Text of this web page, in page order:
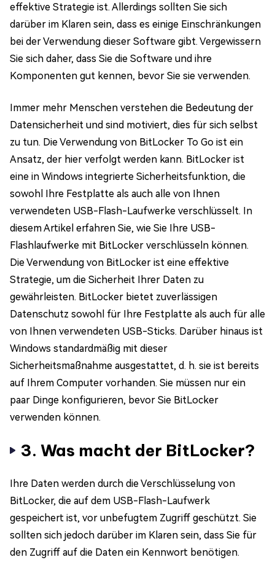
effektive Strategie ist. Allerdings sollten Sie sich
darüber im Klaren sein, dass es einige Einschränkungen
bei der Verwendung dieser Software gibt. Vergewissern
Sie sich daher, dass Sie die Software und ihre
Komponenten gut kennen, bevor Sie sie verwenden.
Immer mehr Menschen verstehen die Bedeutung der
Datensicherheit und sind motiviert, dies für sich selbst
zu tun. Die Verwendung von BitLocker To Go ist ein
Ansatz, der hier verfolgt werden kann. BitLocker ist
eine in Windows integrierte Sicherheitsfunktion, die
sowohl Ihre Festplatte als auch alle von Ihnen
verwendeten USB-Flash-Laufwerke verschlüsselt. In
diesem Artikel erfahren Sie, wie Sie Ihre USB-
Flashlaufwerke mit BitLocker verschlüsseln können.
Die Verwendung von BitLocker ist eine effektive
Strategie, um die Sicherheit Ihrer Daten zu
gewährleisten. BitLocker bietet zuverlässigen
Datenschutz sowohl für Ihre Festplatte als auch für alle
von Ihnen verwendeten USB-Sticks. Darüber hinaus ist
Windows standardmäßig mit dieser
Sicherheitsmaßnahme ausgestattet, d. h. sie ist bereits
auf Ihrem Computer vorhanden. Sie müssen nur ein
paar Dinge konfigurieren, bevor Sie BitLocker
verwenden können.
3. Was macht der BitLocker?
Ihre Daten werden durch die Verschlüsselung von
BitLocker, die auf dem USB-Flash-Laufwerk
gespeichert ist, vor unbefugtem Zugriff geschützt. Sie
sollten sich jedoch darüber im Klaren sein, dass Sie für
den Zugriff auf die Daten ein Kennwort benötigen.